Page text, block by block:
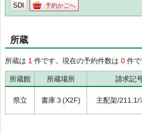
SDI 予約かごへ
所蔵
所蔵は 1 件です。現在の予約件数は 0 件で
所蔵館 所蔵場所 請求記
県立 書庫３(X2F) 主配架/211.1/